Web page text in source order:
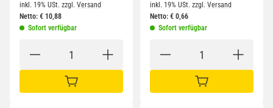
inkl. 19% USt. zzgl. Versand
Netto: € 10,88
Sofort verfügbar
IN DEN WARENKORB
inkl. 19% USt. zzgl. Versand
Netto: € 0,66
Sofort verfügbar
IN DEN WARENKORB